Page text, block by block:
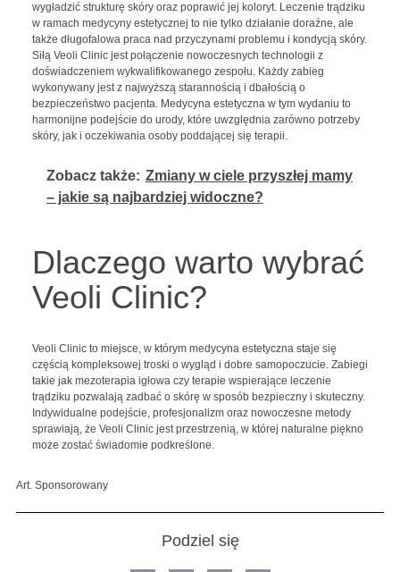
wygładzić strukturę skóry oraz poprawić jej koloryt. Leczenie trądziku
w ramach medycyny estetycznej to nie tylko działanie doraźne, ale
także długofalowa praca nad przyczynami problemu i kondycją skóry.
Siłą Veoli Clinic jest połączenie nowoczesnych technologii z
doświadczeniem wykwalifikowanego zespołu. Każdy zabieg
wykonywany jest z najwyższą starannością i dbałością o
bezpieczeństwo pacjenta. Medycyna estetyczna w tym wydaniu to
harmonijne podejście do urody, które uwzględnia zarówno potrzeby
skóry, jak i oczekiwania osoby poddającej się terapii.
Zobacz także: Zmiany w ciele przyszłej mamy
– jakie są najbardziej widoczne?
Dlaczego warto wybrać
Veoli Clinic?
Veoli Clinic to miejsce, w którym medycyna estetyczna staje się
częścią kompleksowej troski o wygląd i dobre samopoczucie. Zabiegi
takie jak mezoterapia igłowa czy terapie wspierające leczenie
trądziku pozwalają zadbać o skórę w sposób bezpieczny i skuteczny.
Indywidualne podejście, profesjonalizm oraz nowoczesne metody
sprawiają, że Veoli Clinic jest przestrzenią, w której naturalne piękno
może zostać świadomie podkreślone.
Art. Sponsorowany
Podziel się